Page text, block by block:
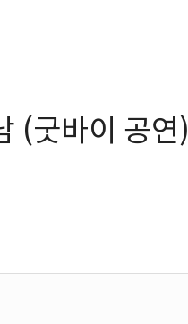
(굿바이 공연)